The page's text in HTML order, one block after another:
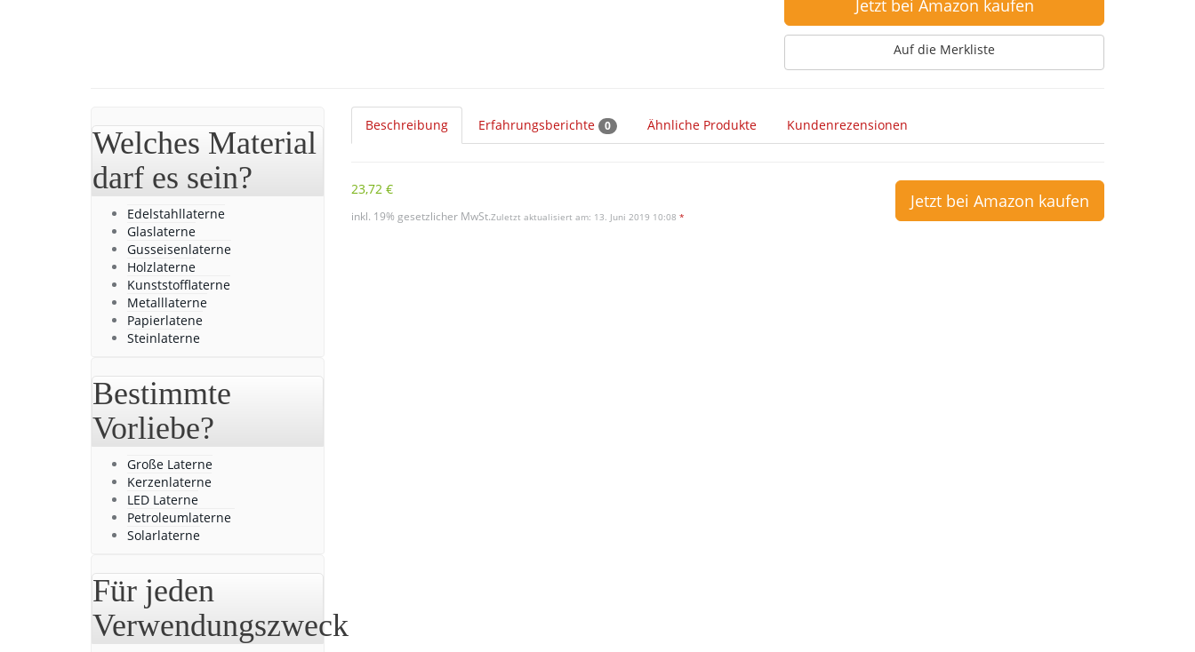
Jetzt bei Amazon kaufen
Auf die Merkliste
Beschreibung Erfahrungsberichte 0 Ähnliche Produkte Kundenrezensionen
23,72 €
inkl. 19% gesetzlicher MwSt.Zuletzt aktualisiert am: 13. Juni 2019 10:08 *
Jetzt bei Amazon kaufen
Welches Material
darf es sein?
Edelstahllaterne
Glaslaterne
Gusseisenlaterne
Holzlaterne
Kunststofflaterne
Metalllaterne
Papierlatene
Steinlaterne
Bestimmte
Vorliebe?
Große Laterne
Kerzenlaterne
LED Laterne
Petroleumlaterne
Solarlaterne
Für jeden
Verwendungszweck